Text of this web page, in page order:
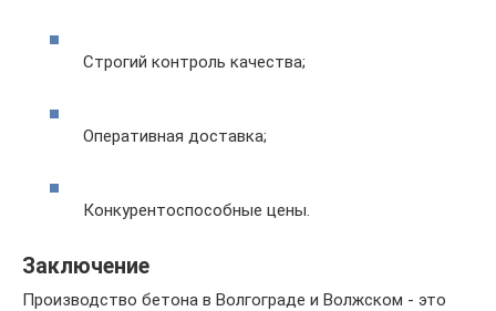
Строгий контроль качества;
Оперативная доставка;
Конкурентоспособные цены.
Заключение
Производство бетона в Волгограде и Волжском - это